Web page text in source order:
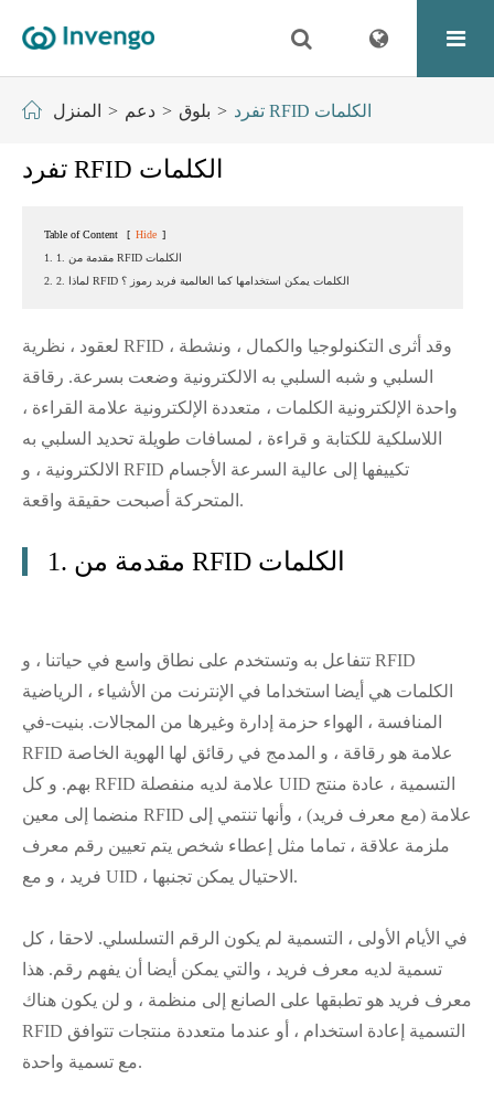
المنزل دعم بلوق تفرد RFID الكلمات
تفرد RFID الكلمات
Table of Content [ Hide ]
1. 1. مقدمة من RFID الكلمات
2. 2. لماذا RFID الكلمات يمكن استخدامها كما العالمية فريد رموز ؟
لعقود ، نظرية RFID وقد أثرى التكنولوجيا والكمال ، ونشطة ،
السلبي و شبه السلبي به الالكترونية وضعت بسرعة. رقاقة
واحدة الإلكترونية الكلمات ، متعددة الإلكترونية علامة القراءة ،
اللاسلكية للكتابة و قراءة ، لمسافات طويلة تحديد السلبي به
الالكترونية ، و RFID تكييفها إلى عالية السرعة الأجسام
المتحركة أصبحت حقيقة واقعة.
1. مقدمة من RFID الكلمات
تتفاعل به وتستخدم على نطاق واسع في حياتنا ، و RFID
الكلمات هي أيضا استخداما في الإنترنت من الأشياء ، الرياضية
المنافسة ، الهواء حزمة إدارة وغيرها من المجالات. بنيت-في
RFID علامة هو رقاقة ، و المدمج في رقائق لها الهوية الخاصة
بهم. و كل RFID علامة لديه منفصلة UID التسمية ، عادة منتج
منضما إلى معين RFID علامة (مع معرف فريد) ، وأنها تنتمي إلى
ملزمة علاقة ، تماما مثل إعطاء شخص يتم تعيين رقم معرف
فريد ، و مع UID ، الاحتيال يمكن تجنبها.
في الأيام الأولى ، التسمية لم يكون الرقم التسلسلي. لاحقا ، كل
تسمية لديه معرف فريد ، والتي يمكن أيضا أن يفهم رقم. هذا
معرف فريد هو تطبقها على الصانع إلى منظمة ، و لن يكون هناك
RFID التسمية إعادة استخدام ، أو عندما متعددة منتجات تتوافق
مع تسمية واحدة.